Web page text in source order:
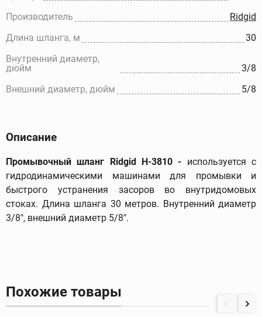
Производитель
Ridgid
Длина шланга, м
30
Внутренний диаметр,
дюйм
3/8
Внешний диаметр, дюйм
5/8
Описание
Промывочный шланг Ridgid Н-3810 - используется с
гидродинамическими машинами для промывки и
быстрого устранения засоров во внутридомовых
стоках. Длина шланга 30 метров. Внутренний диаметр
3/8", внешний диаметр 5/8".
Похожие товары